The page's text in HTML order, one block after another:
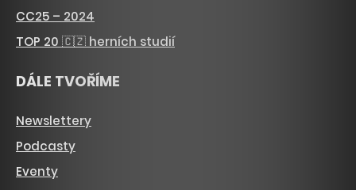
CC25 – 2024
TOP 20 🇨🇿 herních studií
DÁLE TVOŘÍME
Newslettery
Podcasty
Eventy